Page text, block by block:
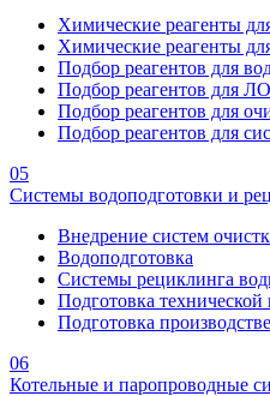
Химические реагенты
Химические реагенты
Подбор реагентов для
Подбор реагентов для
Подбор реагентов для
Подбор реагентов для
05
Системы водоподготовки и
Внедрение систем
Водоподготовка
Системы рециклинга
Подготовка технической
Подготовка
06
Котельные и паропроводные